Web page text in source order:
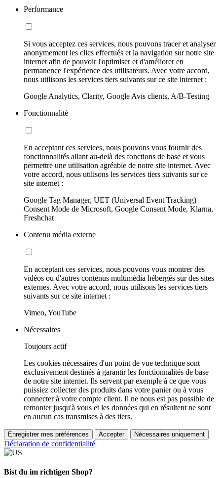
Performance
Si vous acceptez ces services, nous pouvons tracer et analyser
anonymement les clics effectués et la navigation sur notre site
internet afin de pouvoir l'optimiser et d'améliorer en
permanence l'expérience des utilisateurs. Avec votre accord,
nous utilisons les services tiers suivants sur ce site internet :
Google Analytics, Clarity, Google Avis clients, A/B-Testing
Fonctionnalité
En acceptant ces services, nous pouvons vous fournir des
fonctionnalités allant au-delà des fonctions de base et vous
permettre une utilisation agréable de notre site internet. Avec
votre accord, nous utilisons les services tiers suivants sur ce
site internet :
Google Tag Manager, UET (Universal Event Tracking)
Consent Mode de Microsoft, Google Consent Mode, Klarna,
Freshchat
Contenu média externe
En acceptant ces services, nous pouvons vous montrer des
vidéos ou d'autres contenus multimédia hébergés sur des sites
externes. Avec votre accord, nous utilisons les services tiers
suivants sur ce site internet :
Vimeo, YouTube
Nécessaires
Toujours actif
Les cookies nécessaires d'un point de vue technique sont
exclusivement destinés à garantir les fonctionnalités de base
de notre site internet. Ils servent par exemple à ce que vous
puissiez collecter des produits dans votre panier ou à vous
connecter à votre compte client. Il ne nous est pas possible de
remonter jusqu'à vous et les données qui en résultent ne sont
en aucun cas transmises à des tiers.
Enregistrer mes préférences Accepter Nécessaires uniquement
Déclaration de confidentialité
Bist du im richtigen Shop?